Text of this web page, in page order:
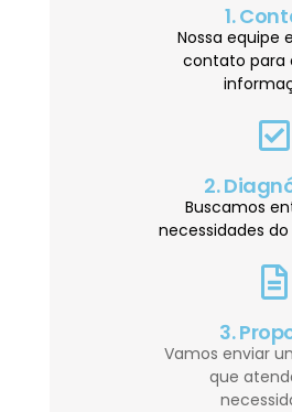
1.
Nossa equipe
contato para
2.
Buscamos
necessidades
3.
Vamos enviar
que